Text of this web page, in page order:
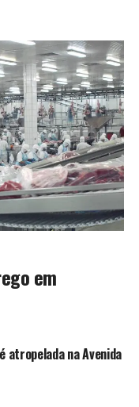
em
atropelada na Avenida